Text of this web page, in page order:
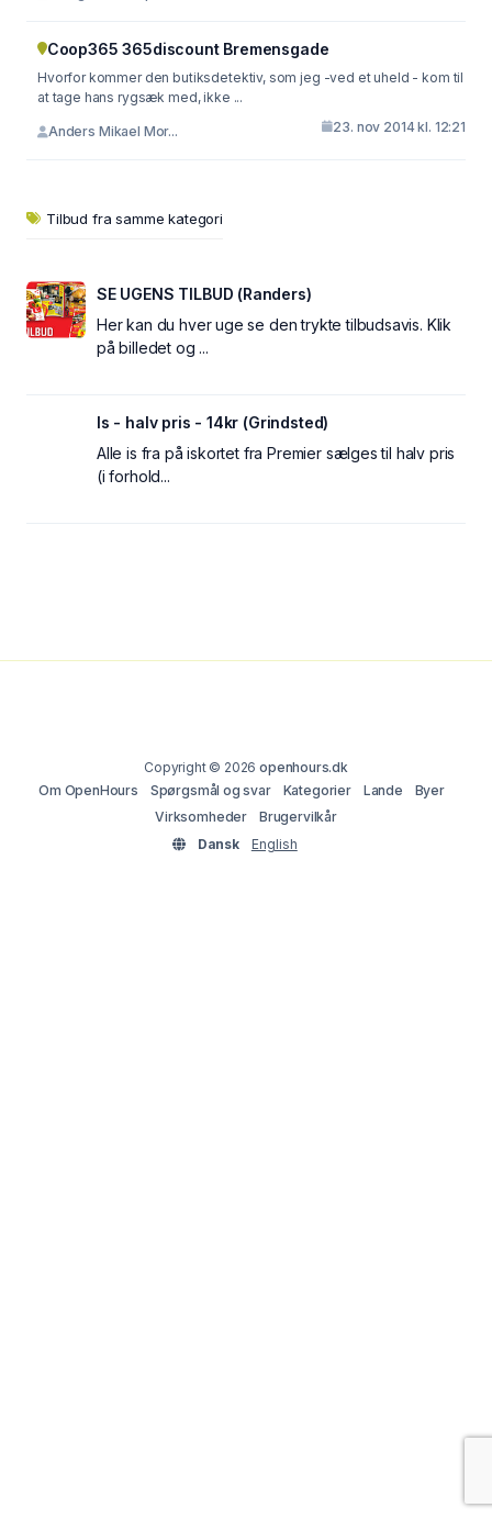
Coop365 365discount Bremensgade
Hvorfor kommer den butiksdetektiv, som jeg -ved et uheld - kom til
at tage hans rygsæk med, ikke ...
Anders Mikael Mor... 23. nov 2014 kl. 12:21
Tilbud fra samme kategori
SE UGENS TILBUD (Randers)
Her kan du hver uge se den trykte tilbudsavis. Klik
på billedet og ...
Is - halv pris - 14kr (Grindsted)
Alle is fra på iskortet fra Premier sælges til halv pris
(i forhold...
Copyright © 2026openhours.dk
Om OpenHours
Spørgsmål og svar Kategorier Lande
Byer
Virksomheder
Brugervilkår
Dansk
English